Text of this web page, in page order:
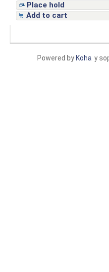
Place hold
Add to cart
y
Powered by Koha